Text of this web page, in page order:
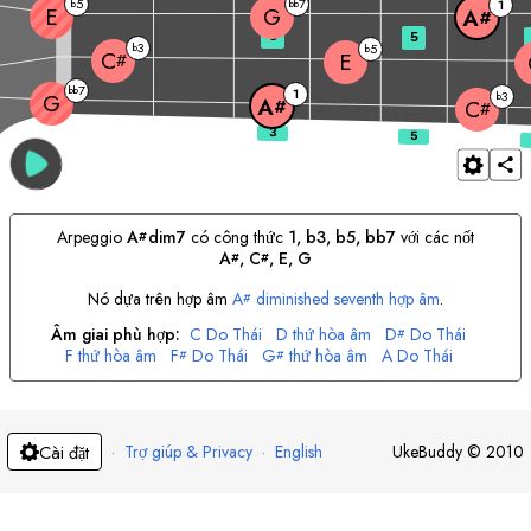
G bb7
A# 1
C#
b3
C#
b3 E b5
E G A# 1
3 5
ArpeggioA#dim7có công thức 1, b3, b5, bb7với các nốt
A#, C#, E, G
Nó dựa trên hợp âm A# diminished seventh hợp âm.
Âm giai phù hợp: C Do Thái D thứ hòa âm D# Do Thái
F thứ hòa âm F# Do Thái G# thứ hòa âm A Do Thái
B thứ hòa âm
Cài đặt · Trợ giúp & Privacy · English UkeBuddy © 2010